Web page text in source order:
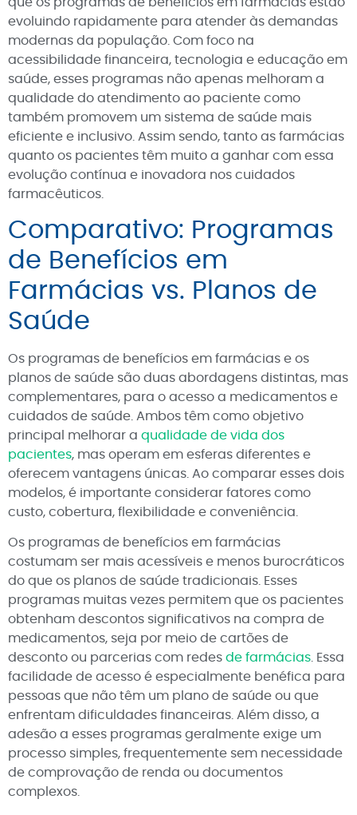
evoluindo rapidamente para atender às demandas
modernas da população. Com foco na
acessibilidade financeira, tecnologia e educação em
saúde, esses programas não apenas melhoram a
qualidade do atendimento ao paciente como
também promovem um sistema de saúde mais
eficiente e inclusivo. Assim sendo, tanto as farmácias
quanto os pacientes têm muito a ganhar com essa
evolução contínua e inovadora nos cuidados
farmacêuticos.
Comparativo: Programas
de Benefícios em
Farmácias vs. Planos de
Saúde
Os programas de benefícios em farmácias e os
planos de saúde são duas abordagens distintas, mas
complementares, para o acesso a medicamentos e
cuidados de saúde. Ambos têm como objetivo
principal melhorar a qualidade de vida dos
pacientes, mas operam em esferas diferentes e
oferecem vantagens únicas. Ao comparar esses dois
modelos, é importante considerar fatores como
custo, cobertura, flexibilidade e conveniência.
Os programas de benefícios em farmácias
costumam ser mais acessíveis e menos burocráticos
do que os planos de saúde tradicionais. Esses
programas muitas vezes permitem que os pacientes
obtenham descontos significativos na compra de
medicamentos, seja por meio de cartões de
desconto ou parcerias com redes de farmácias. Essa
facilidade de acesso é especialmente benéfica para
pessoas que não têm um plano de saúde ou que
enfrentam dificuldades financeiras. Além disso, a
adesão a esses programas geralmente exige um
processo simples, frequentemente sem necessidade
de comprovação de renda ou documentos
complexos.